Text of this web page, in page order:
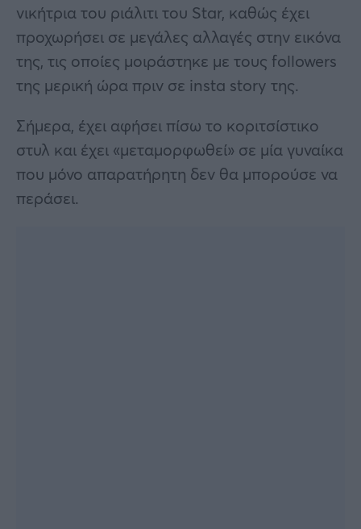
νικήτρια του ριάλιτι του Star, καθώς έχει
προχωρήσει σε μεγάλες αλλαγές στην εικόνα
της, τις οποίες μοιράστηκε με τους followers
της μερική ώρα πριν σε insta story της.
Σήμερα, έχει αφήσει πίσω το κοριτσίστικο
στυλ και έχει «μεταμορφωθεί» σε μία γυναίκα
που μόνο απαρατήρητη δεν θα μπορούσε να
περάσει.